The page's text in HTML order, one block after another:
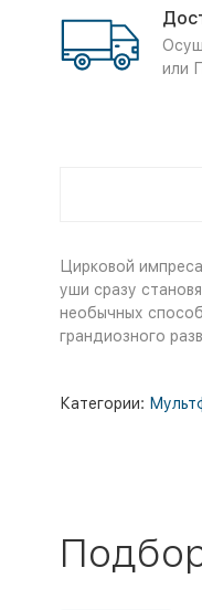
или
Цирковой
уши сразу
необычных
грандиозного
Категории: